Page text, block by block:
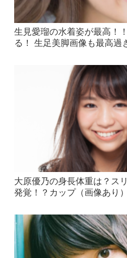
生見愛瑠の水着姿が最高！
る！ 生足美脚画像も最高過
大原優乃の身長体重は？ス
発覚！？カップ（画像あり）